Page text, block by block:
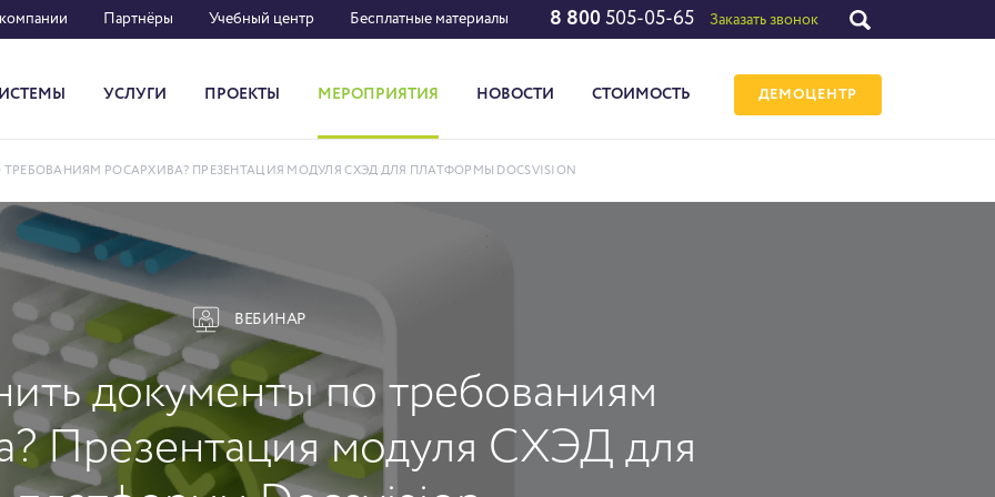
Партнёры Учебный центр Бесплатные материалы 8 800 505-05-65 Заказать звонок
УСЛУГИ ПРОЕКТЫ МЕРОПРИЯТИЯ НОВОСТИ СТОИМОСТЬ ДЕМОЦЕНТР
РОСАРХИВА? ПРЕЗЕНТАЦИЯ МОДУЛЯ СХЭД ДЛЯ ПЛАТФОРМЫ DOCSVISION
ВЕБИНАР
документы по требованиям
Презентация модуля СХЭД для